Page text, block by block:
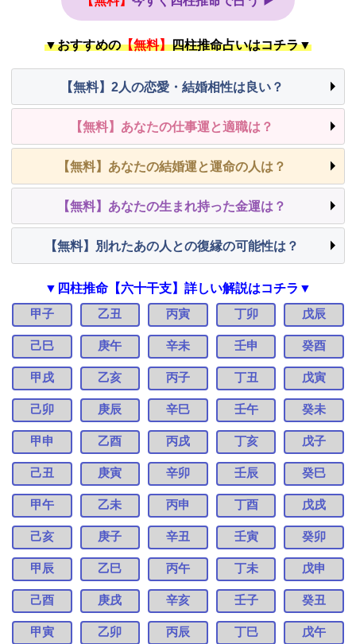
▼おすすめの【無料】四柱推命占いはコチラ▼
【無料】2人の恋愛・結婚相性は良い？
【無料】あなたの仕事運と適職は？
【無料】あなたの結婚運と運命の人は？
【無料】あなたの生まれ持った金運は？
【無料】別れたあの人との復縁の可能性は？
▼四柱推命【六十干支】詳しい解説はコチラ▼
甲子 乙丑 丙寅 丁卯 戊辰
己巳 庚午 辛未 壬申 癸酉
甲戌 乙亥 丙子 丁丑 戊寅
己卯 庚辰 辛巳 壬午 癸未
甲申 乙酉 丙戌 丁亥 戊子
己丑 庚寅 辛卯 壬辰 癸巳
甲午 乙未 丙申 丁酉 戊戌
己亥 庚子 辛丑 壬寅 癸卯
甲辰 乙巳 丙午 丁未 戊申
己酉 庚戌 辛亥 壬子 癸丑
甲寅 乙卯 丙辰 丁巳 戊午